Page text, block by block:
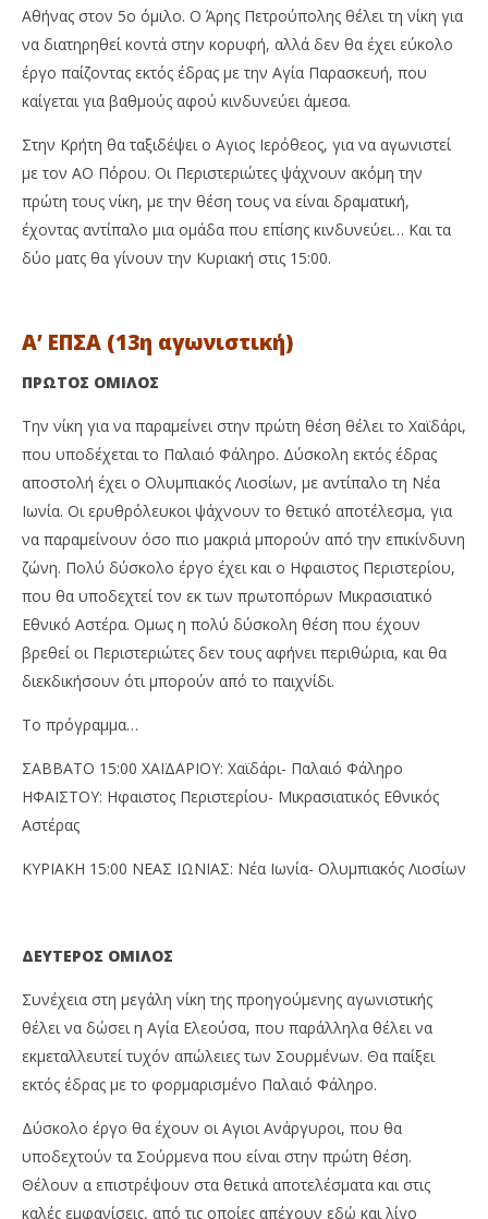
Αθήνας στον 5ο όμιλο. Ο Άρης Πετρούπολης θέλει τη νίκη για
να διατηρηθεί κοντά στην κορυφή, αλλά δεν θα έχει εύκολο
έργο παίζοντας εκτός έδρας με την Αγία Παρασκευή, που
καίγεται για βαθμούς αφού κινδυνεύει άμεσα.
Στην Κρήτη θα ταξιδέψει ο Αγιος Ιερόθεος, για να αγωνιστεί
με τον ΑΟ Πόρου. Οι Περιστεριώτες ψάχνουν ακόμη την
πρώτη τους νίκη, με την θέση τους να είναι δραματική,
έχοντας αντίπαλο μια ομάδα που επίσης κινδυνεύει… Και τα
δύο ματς θα γίνουν την Κυριακή στις 15:00.
Α’ ΕΠΣΑ (13η αγωνιστική)
ΠΡΩΤΟΣ ΟΜΙΛΟΣ
Την νίκη για να παραμείνει στην πρώτη θέση θέλει το Χαϊδάρι,
που υποδέχεται το Παλαιό Φάληρο. Δύσκολη εκτός έδρας
αποστολή έχει ο Ολυμπιακός Λιοσίων, με αντίπαλο τη Νέα
Ιωνία. Οι ερυθρόλευκοι ψάχνουν το θετικό αποτέλεσμα, για
να παραμείνουν όσο πιο μακριά μπορούν από την επικίνδυνη
ζώνη. Πολύ δύσκολο έργο έχει και ο Ηφαιστος Περιστερίου,
που θα υποδεχτεί τον εκ των πρωτοπόρων Μικρασιατικό
Εθνικό Αστέρα. Ομως η πολύ δύσκολη θέση που έχουν
βρεθεί οι Περιστεριώτες δεν τους αφήνει περιθώρια, και θα
διεκδικήσουν ότι μπορούν από το παιχνίδι.
Το πρόγραμμα…
ΣΑΒΒΑΤΟ 15:00 ΧΑΪΔΑΡΙΟΥ: Χαϊδάρι- Παλαιό Φάληρο
ΗΦΑΙΣΤΟΥ: Ηφαιστος Περιστερίου- Μικρασιατικός Εθνικός
Αστέρας
ΚΥΡΙΑΚΗ 15:00 ΝΕΑΣ ΙΩΝΙΑΣ: Νέα Ιωνία- Ολυμπιακός Λιοσίων
ΔΕΥΤΕΡΟΣ ΟΜΙΛΟΣ
Συνέχεια στη μεγάλη νίκη της προηγούμενης αγωνιστικής
θέλει να δώσει η Αγία Ελεούσα, που παράλληλα θέλει να
εκμεταλλευτεί τυχόν απώλειες των Σουρμένων. Θα παίξει
εκτός έδρας με το φορμαρισμένο Παλαιό Φάληρο.
Δύσκολο έργο θα έχουν οι Αγιοι Ανάργυροι, που θα
υποδεχτούν τα Σούρμενα που είναι στην πρώτη θέση.
Θέλουν α επιστρέψουν στα θετικά αποτελέσματα και στις
καλές εμφανίσεις, από τις οποίες απέχουν εδώ και λίγο